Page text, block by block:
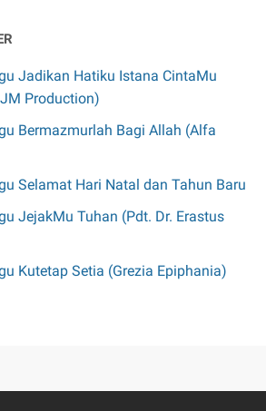
Jadikan Hatiku Istana CintaMu
Production)
Bermazmurlah Bagi Allah (Alfa
Selamat Hari Natal dan Tahun Baru
JejakMu Tuhan (Pdt. Dr. Erastus
Kutetap Setia (Grezia Epiphania)